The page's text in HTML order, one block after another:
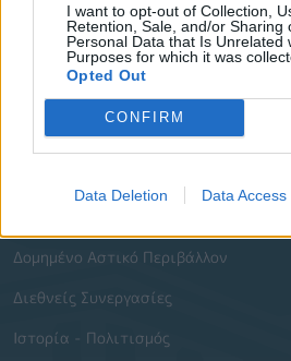
I want to opt-out of Collection,
Retention, Sale, and/or Sharing
Personal Data that Is Unrelated
Purposes for which it was
Opted Out
CONFIRM
Data Deletion Data Access
Υπηρεσίες του Δήμου
Οι Δημοτικές Επιχειρήσεις
Χρήσιμα Τηλέφωνα
Δομημένο Αστικό Περιβάλλον
Διεθνείς Συνεργασίες
Ιστορία - Πολιτισμός